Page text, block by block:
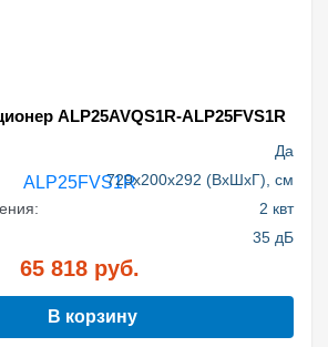
ALP25AVQS1R-ALP25FVS1R
Да
729x200x292 (ВхШхГ), см
2 квт
35 дБ
65 818 руб.
В корзину